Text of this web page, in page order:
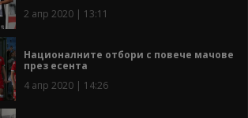
2 апр 2020 | 13:11
Националните отбори с повече мачове
през есента
4 апр 2020 | 14:26